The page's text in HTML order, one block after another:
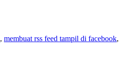
, membuat rss feed tampil di facebook,